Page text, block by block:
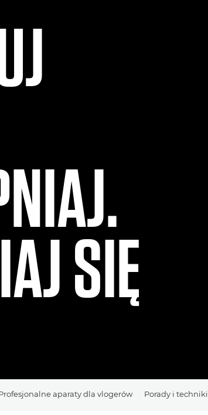
SIĘ
aparaty dla vlogerów Porady i techniki